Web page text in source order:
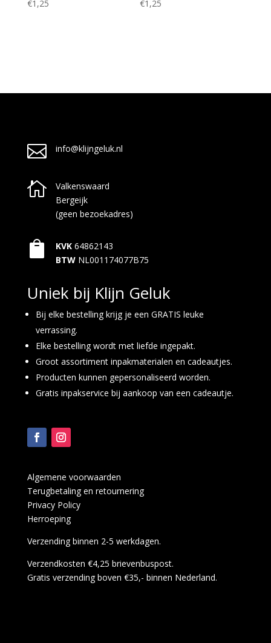
€1,25 €1,25
 info@klijngeluk.nl

Valkenswaard
Bergeijk
(geen bezoekadres)
 KVK 64862143
BTW NL001174077B75
Uniek bij Klijn Geluk
Bij elke bestelling krijg je een GRATIS leuke
verrassing.
Elke bestelling wordt met liefde ingepakt.
Groot assortiment inpakmaterialen en cadeautjes.
Producten kunnen gepersonaliseerd worden.
Gratis inpakservice bij aankoop van een cadeautje.
Algemene voorwaarden
Terugbetaling en retournering
Privacy Policy
Herroeping
Verzending binnen 2-5 werkdagen.
Verzendkosten €4,25 brievenbuspost.
Gratis verzending boven €35,- binnen Nederland.